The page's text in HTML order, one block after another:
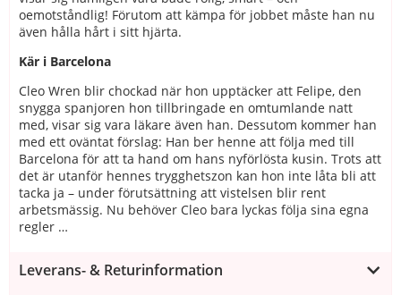
oemotståndlig! Förutom att kämpa för jobbet måste han nu
även hålla hårt i sitt hjärta.
Kär i Barcelona
Cleo Wren blir chockad när hon upptäcker att Felipe, den
snygga spanjoren hon tillbringade en omtumlande natt
med, visar sig vara läkare även han. Dessutom kommer han
med ett oväntat förslag: Han ber henne att följa med till
Barcelona för att ta hand om hans nyförlösta kusin. Trots att
det är utanför hennes trygghetszon kan hon inte låta bli att
tacka ja – under förutsättning att vistelsen blir rent
arbetsmässig. Nu behöver Cleo bara lyckas följa sina egna
regler …
Leverans- & Returinformation